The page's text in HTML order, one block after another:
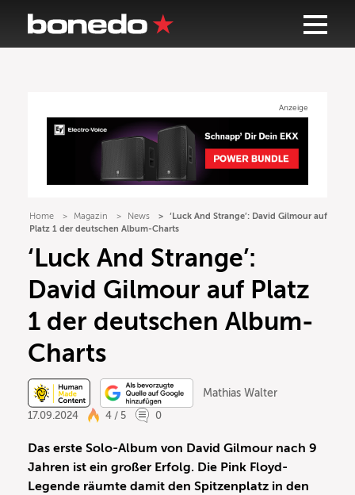
Anzeige
Home Magazin News
‘Luck And Strange’: David Gilmour auf
Platz 1 der deutschen Album-Charts
‘Luck And Strange’:
David Gilmour auf Platz
1 der deutschen Album-
Charts
Mathias Walter
17.09.2024
4 / 5 0
Das erste Solo-Album von David Gilmour nach 9
Jahren ist ein großer Erfolg. Die Pink Floyd-
Legende räumte damit den Spitzenplatz in den